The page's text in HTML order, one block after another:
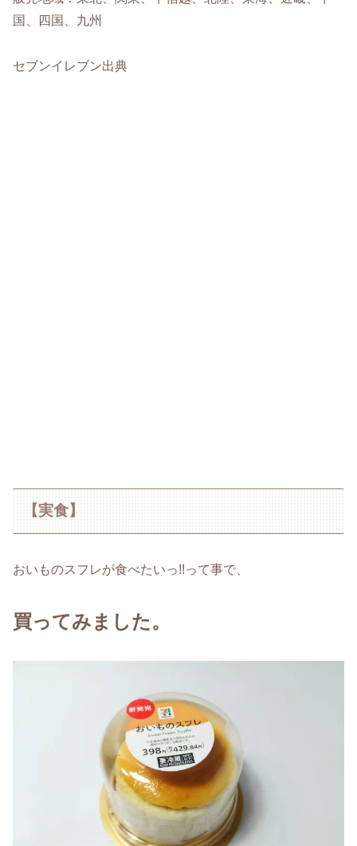
国、四国、九州
セブンイレブン出典
【実食】
おいものスフレが食べたいっ!!って事で、
買ってみました。